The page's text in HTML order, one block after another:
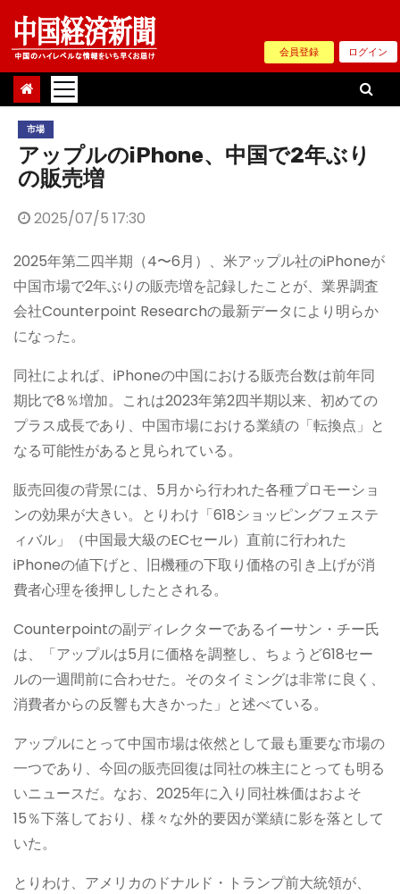
Skip
content
会員登録 ログイン
市場
アップルのiPhone、中国で2年ぶり
の販売増
2025/07/5 17:30
2025年第二四半期（4〜6月）、米アップル社のiPhoneが
中国市場で2年ぶりの販売増を記録したことが、業界調査
会社Counterpoint Researchの最新データにより明らか
になった。
同社によれば、iPhoneの中国における販売台数は前年同
期比で8％増加。これは2023年第2四半期以来、初めての
プラス成長であり、中国市場における業績の「転換点」と
なる可能性があると見られている。
販売回復の背景には、5月から行われた各種プロモーショ
ンの効果が大きい。とりわけ「618ショッピングフェステ
ィバル」（中国最大級のECセール）直前に行われた
iPhoneの値下げと、旧機種の下取り価格の引き上げが消
費者心理を後押ししたとされる。
Counterpointの副ディレクターであるイーサン・チー氏
は、「アップルは5月に価格を調整し、ちょうど618セー
ルの一週間前に合わせた。そのタイミングは非常に良く、
消費者からの反響も大きかった」と述べている。
アップルにとって中国市場は依然として最も重要な市場の
一つであり、今回の販売回復は同社の株主にとっても明る
いニュースだ。なお、2025年に入り同社株価はおよそ
15％下落しており、様々な外的要因が業績に影を落として
いた。
とりわけ、アメリカのドナルド・トランプ前大統領が、